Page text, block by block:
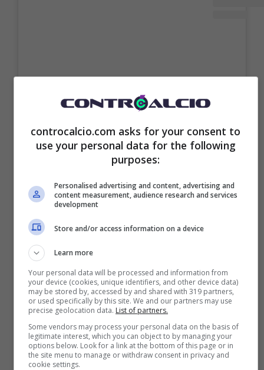
controcalcio.com asks for your consent to
use your personal data for the following
purposes:
Personalised advertising and content, advertising and
content measurement, audience research and services
development
Store and/or access information on a device
Learn more
Your personal data will be processed and information from
your device (cookies, unique identifiers, and other device data)
may be stored by, accessed by and shared with 319 partners,
or used specifically by this site. We and our partners may use
precise geolocation data. List of partners.
Some vendors may process your personal data on the basis of
legitimate interest, which you can object to by managing your
options below. Look for a link at the bottom of this page or in
the site menu to manage or withdraw consent in privacy and
cookie settings.